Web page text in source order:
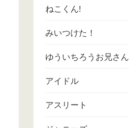
ねこくん!
みいつけた！
ゆういちろうお兄さん
アイドル
アスリート